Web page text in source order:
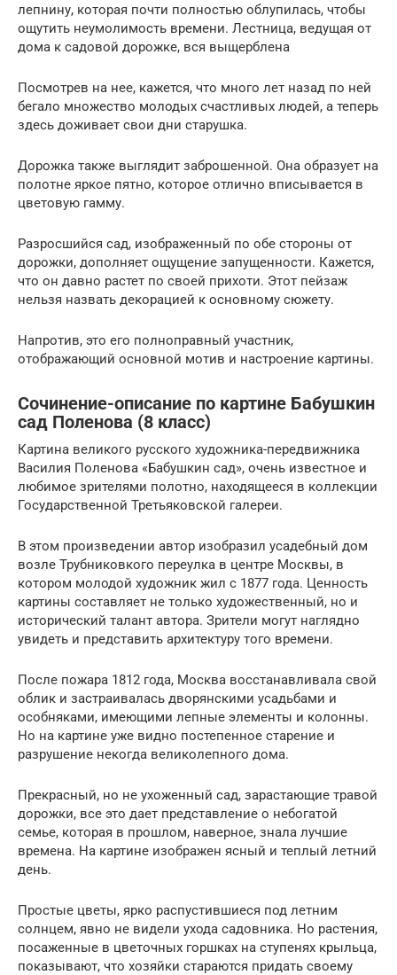
лепнину, которая почти полностью облупилась, чтобы
ощутить неумолимость времени. Лестница, ведущая от
дома к садовой дорожке, вся выщерблена
Посмотрев на нее, кажется, что много лет назад по ней
бегало множество молодых счастливых людей, а теперь
здесь доживает свои дни старушка.
Дорожка также выглядит заброшенной. Она образует на
полотне яркое пятно, которое отлично вписывается в
цветовую гамму.
Разросшийся сад, изображенный по обе стороны от
дорожки, дополняет ощущение запущенности. Кажется,
что он давно растет по своей прихоти. Этот пейзаж
нельзя назвать декорацией к основному сюжету.
Напротив, это его полноправный участник,
отображающий основной мотив и настроение картины.
Сочинение-описание по картине Бабушкин
сад Поленова (8 класс)
Картина великого русского художника-передвижника
Василия Поленова «Бабушкин сад», очень известное и
любимое зрителями полотно, находящееся в коллекции
Государственной Третьяковской галереи.
В этом произведении автор изобразил усадебный дом
возле Трубниковкого переулка в центре Москвы, в
котором молодой художник жил с 1877 года. Ценность
картины составляет не только художественный, но и
исторический талант автора. Зрители могут наглядно
увидеть и представить архитектуру того времени.
После пожара 1812 года, Москва восстанавливала свой
облик и застраивалась дворянскими усадьбами и
особняками, имеющими лепные элементы и колонны.
Но на картине уже видно постепенное старение и
разрушение некогда великолепного дома.
Прекрасный, но не ухоженный сад, зарастающие травой
дорожки, все это дает представление о небогатой
семье, которая в прошлом, наверное, знала лучшие
времена. На картине изображен ясный и теплый летний
день.
Простые цветы, ярко распустившиеся под летним
солнцем, явно не видели ухода садовника. Но растения,
посаженные в цветочных горшках на ступенях крыльца,
показывают, что хозяйки стараются придать своему